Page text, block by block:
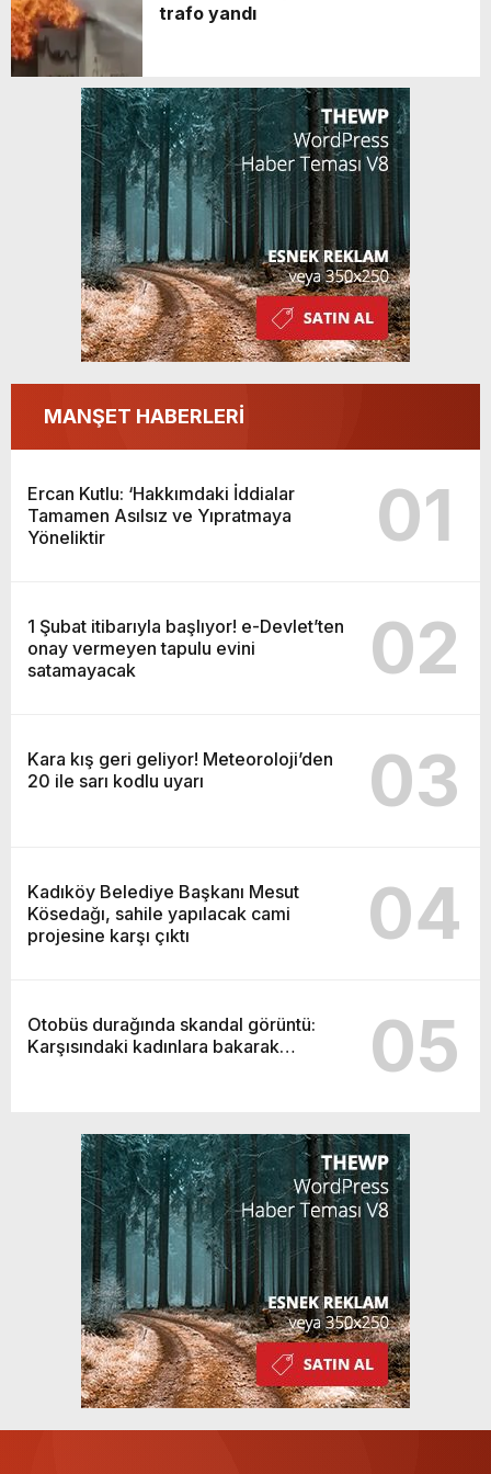
trafo yandı
MANŞET HABERLERİ
Ercan Kutlu: ‘Hakkımdaki İddialar
Tamamen Asılsız ve Yıpratmaya
Yöneliktir
01
1 Şubat itibarıyla başlıyor! e-Devlet’ten
onay vermeyen tapulu evini
satamayacak
02
Kara kış geri geliyor! Meteoroloji’den
20 ile sarı kodlu uyarı
03
Kadıköy Belediye Başkanı Mesut
Kösedağı, sahile yapılacak cami
projesine karşı çıktı
04
Otobüs durağında skandal görüntü:
Karşısındaki kadınlara bakarak…
05